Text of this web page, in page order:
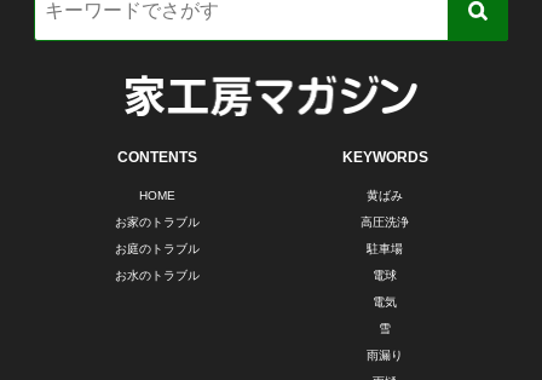
CONTENTS
HOME
お家のトラブル
お庭のトラブル
お水のトラブル
KEYWORDS
黄ばみ
高圧洗浄
駐車場
電球
電気
雪
雨漏り